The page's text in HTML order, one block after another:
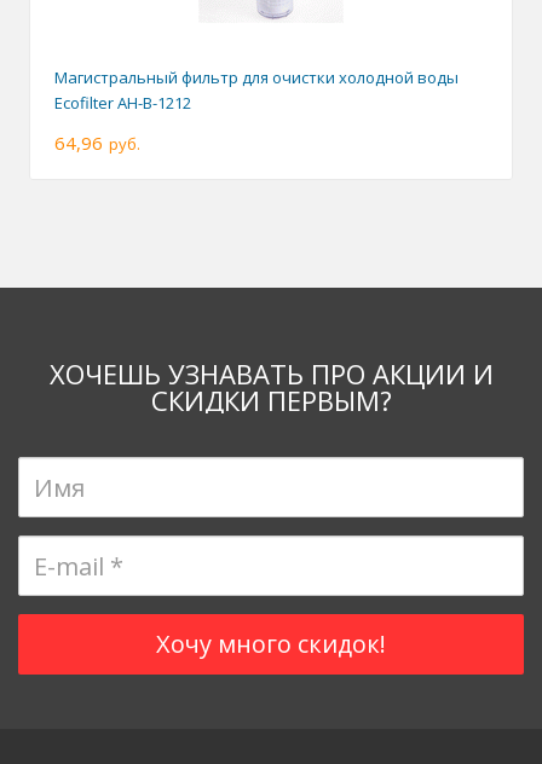
Магистральный фильтр для очистки холодной воды
Ecofilter AH-B-1212
64,96 руб.
ХОЧЕШЬ УЗНАВАТЬ ПРО АКЦИИ И
СКИДКИ ПЕРВЫМ?